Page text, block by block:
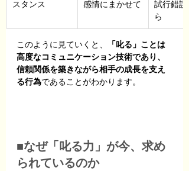
スタンス 感情にまかせて
試行錯誤
ら
このように見ていくと、
「叱る」ことは
高度なコミュニケーション技術であり、
信頼関係を築きながら相手の成長を支え
る行為であることがわかります。
■なぜ「叱る力」が今、求め
られているのか